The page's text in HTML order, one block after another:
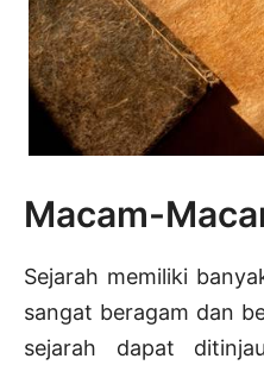
Macam-
Sejarah memiliki
sangat beragam dan
sejarah dapat